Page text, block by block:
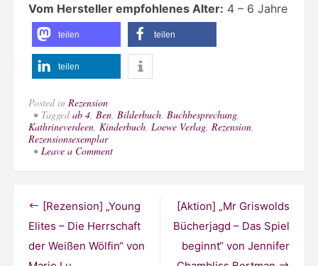
Vom Hersteller empfohlenes Alter: 4 – 6 Jahre
teilen teilen
teilen
Posted in Rezension
Taggedab 4, Ben, Bilderbuch, Buchbesprechung,
Kathrineverdeen, Kinderbuch, Loewe Verlag, Rezension,
Rezensionsexemplar
Leave a Commenton
von
Jessie
Sima
Beitragsnavigation
[Aktion] „Mr Griswolds
Bücherjagd – Das Spiel
beginnt“ von Jennifer
[Rezension] „Young
Elites – Die Herrschaft
der Weißen Wölfin“ von